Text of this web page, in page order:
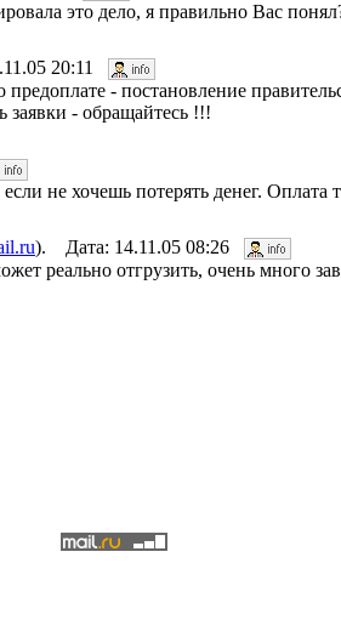
это дело, я правильно Вас
20:11
- постановление
заявки - обращайтесь !!!
не хочешь потерять денег. Оплата
). Дата: 14.11.05 08:26
реально отгрузить, очень много